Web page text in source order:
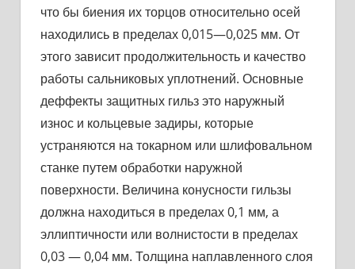
что бы биения их торцов относительно осей
находились в пределах 0,015—0,025 мм. От
этого зависит продолжительность и качество
работы сальниковых уплотнений. Основные
деффекты защитных гильз это наружный
износ и кольцевые задиры, которые
устраняются на токарном или шлифовальном
станке путем обработки наружной
поверхности. Величина конусности гильзы
должна находиться в пределах 0,1 мм, а
эллиптичности или волнистости в пределах
0,03 — 0,04 мм. Толщина наплавленного слоя